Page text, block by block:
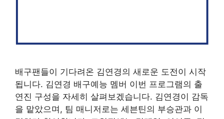
배구팬들이 기다려온 김연경의 새로운 도전이 시작
됩니다. 김연경 배구예능 멤버 이번 프로그램의 출
연진 구성을 자세히 살펴보겠습니다. 김연경이 감독
을 맡았으며, 팀 매니저로는 세븐틴의 부승관과 이